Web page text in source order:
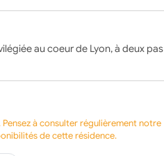
au coeur de Lyon, à deux pas
à consulter régulièrement notre
de cette résidence.